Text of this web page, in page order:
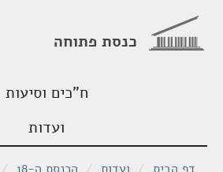
כנסת פתוחה
ח"כים וסיעות
ועדות